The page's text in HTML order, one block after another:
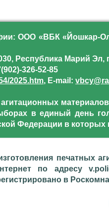
ООО «ВБК «Йошкар-
Республика Марий Эл,
326-52-85
2025.htm, E-mail:
в единый день
Федерации в
печатных
по адресу
в